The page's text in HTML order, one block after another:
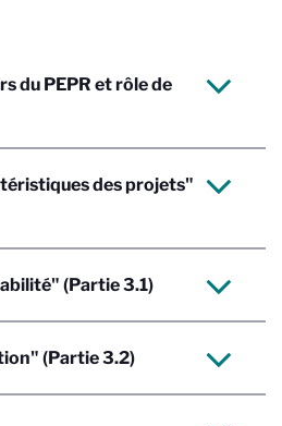
du PEPR et rôle de
des projets"
(Partie 3.1)
(Partie 3.2)